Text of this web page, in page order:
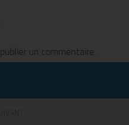
un commentaire.